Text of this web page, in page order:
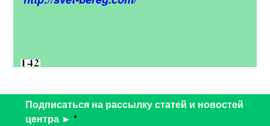
Подписаться на рассылку статей и новостей
центра ► *